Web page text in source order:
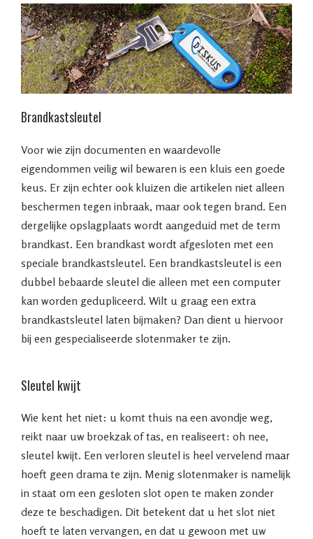
Brandkastsleutel
Voor wie zijn documenten en waardevolle
eigendommen veilig wil bewaren is een kluis een goede
keus. Er zijn echter ook kluizen die artikelen niet alleen
beschermen tegen inbraak, maar ook tegen brand. Een
dergelijke opslagplaats wordt aangeduid met de term
brandkast. Een brandkast wordt afgesloten met een
speciale brandkastsleutel. Een brandkastsleutel is een
dubbel bebaarde sleutel die alleen met een computer
kan worden gedupliceerd. Wilt u graag een extra
brandkastsleutel laten bijmaken? Dan dient u hiervoor
bij een gespecialiseerde slotenmaker te zijn.
Sleutel kwijt
Wie kent het niet: u komt thuis na een avondje weg,
reikt naar uw broekzak of tas, en realiseert: oh nee,
sleutel kwijt. Een verloren sleutel is heel vervelend maar
hoeft geen drama te zijn. Menig slotenmaker is namelijk
in staat om een gesloten slot open te maken zonder
deze te beschadigen. Dit betekent dat u het slot niet
hoeft te laten vervangen, en dat u gewoon met uw